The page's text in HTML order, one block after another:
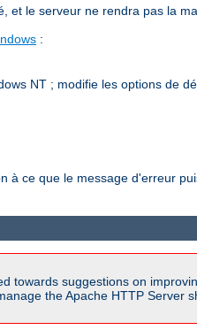
et le serveur ne rendra pas la
:
NT ; modifie les options de
à ce que le message d'erreur
towards suggestions on
the Apache HTTP